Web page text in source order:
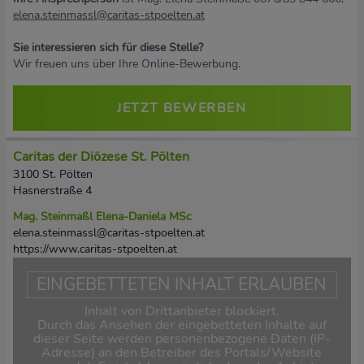
elena.steinmassl@caritas-stpoelten.at
Sie interessieren sich für diese Stelle?
Wir freuen uns über Ihre Online-Bewerbung.
JETZT BEWERBEN
Caritas der Diözese St. Pölten
3100 St. Pölten
Hasnerstraße 4
Mag. Steinmaßl Elena-Daniela MSc
elena.steinmassl@caritas-stpoelten.at
https://www.caritas-stpoelten.at
EINGEBETTETEN INHALT ERLAUBEN
Inhalt von Drittanbieter blockiert.
Durch das Ansehen der eingebetteten Inhalte auf
dieser Seite werden personenbezogene Daten (IP-
Adresse) an den Betreiber des Portals/Website